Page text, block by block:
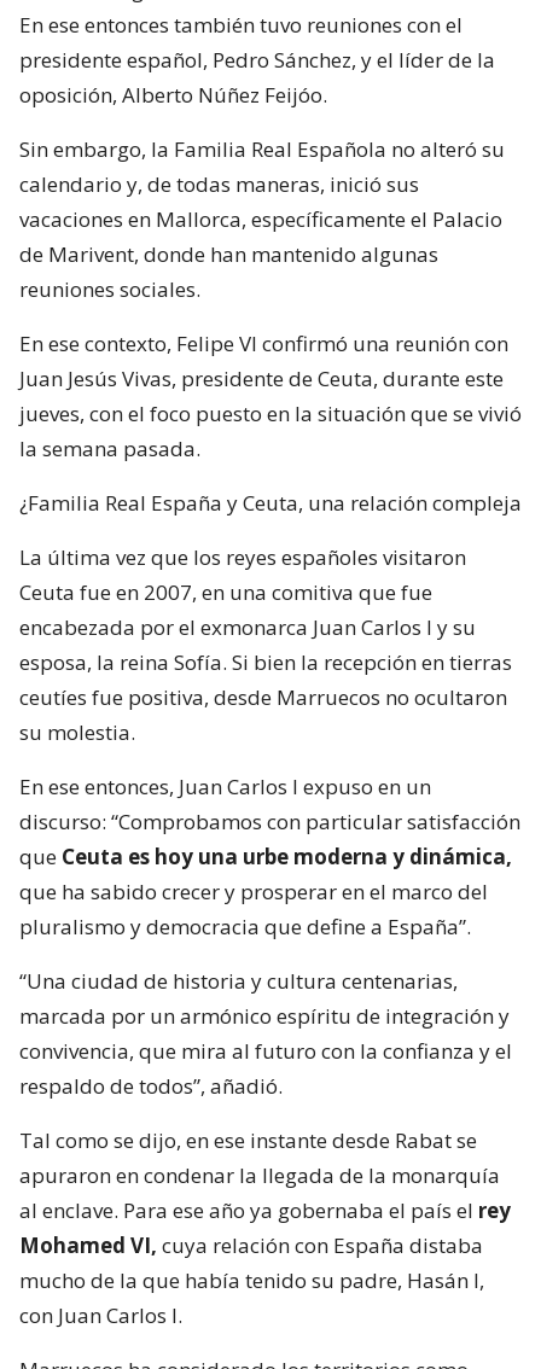
En ese entonces también tuvo reuniones con el
presidente español, Pedro Sánchez, y el líder de la
oposición, Alberto Núñez Feijóo.
Sin embargo, la Familia Real Española no alteró su
calendario y, de todas maneras, inició sus
vacaciones en Mallorca, específicamente el Palacio
de Marivent, donde han mantenido algunas
reuniones sociales.
En ese contexto, Felipe VI confirmó una reunión con
Juan Jesús Vivas, presidente de Ceuta, durante este
jueves, con el foco puesto en la situación que se vivió
la semana pasada.
¿Familia Real España y Ceuta, una relación compleja
La última vez que los reyes españoles visitaron
Ceuta fue en 2007, en una comitiva que fue
encabezada por el exmonarca Juan Carlos I y su
esposa, la reina Sofía. Si bien la recepción en tierras
ceutíes fue positiva, desde Marruecos no ocultaron
su molestia.
En ese entonces, Juan Carlos I expuso en un
discurso: “Comprobamos con particular satisfacción
que Ceuta es hoy una urbe moderna y dinámica,
que ha sabido crecer y prosperar en el marco del
pluralismo y democracia que define a España”.
“Una ciudad de historia y cultura centenarias,
marcada por un armónico espíritu de integración y
convivencia, que mira al futuro con la confianza y el
respaldo de todos”, añadió.
Tal como se dijo, en ese instante desde Rabat se
apuraron en condenar la llegada de la monarquía
al enclave. Para ese año ya gobernaba el país el rey
Mohamed VI, cuya relación con España distaba
mucho de la que había tenido su padre, Hasán I,
con Juan Carlos I.